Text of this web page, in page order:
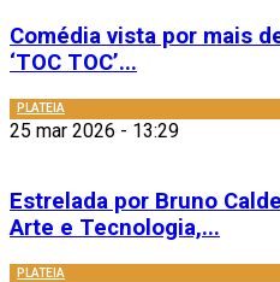
Comédia vista por mais
‘TOC TOC’...
PLATEIA
25 mar 2026 - 13:29
Estrelada por Bruno
Arte e Tecnologia,...
PLATEIA